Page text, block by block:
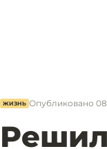
ЖИЗНЬ Опубликовано